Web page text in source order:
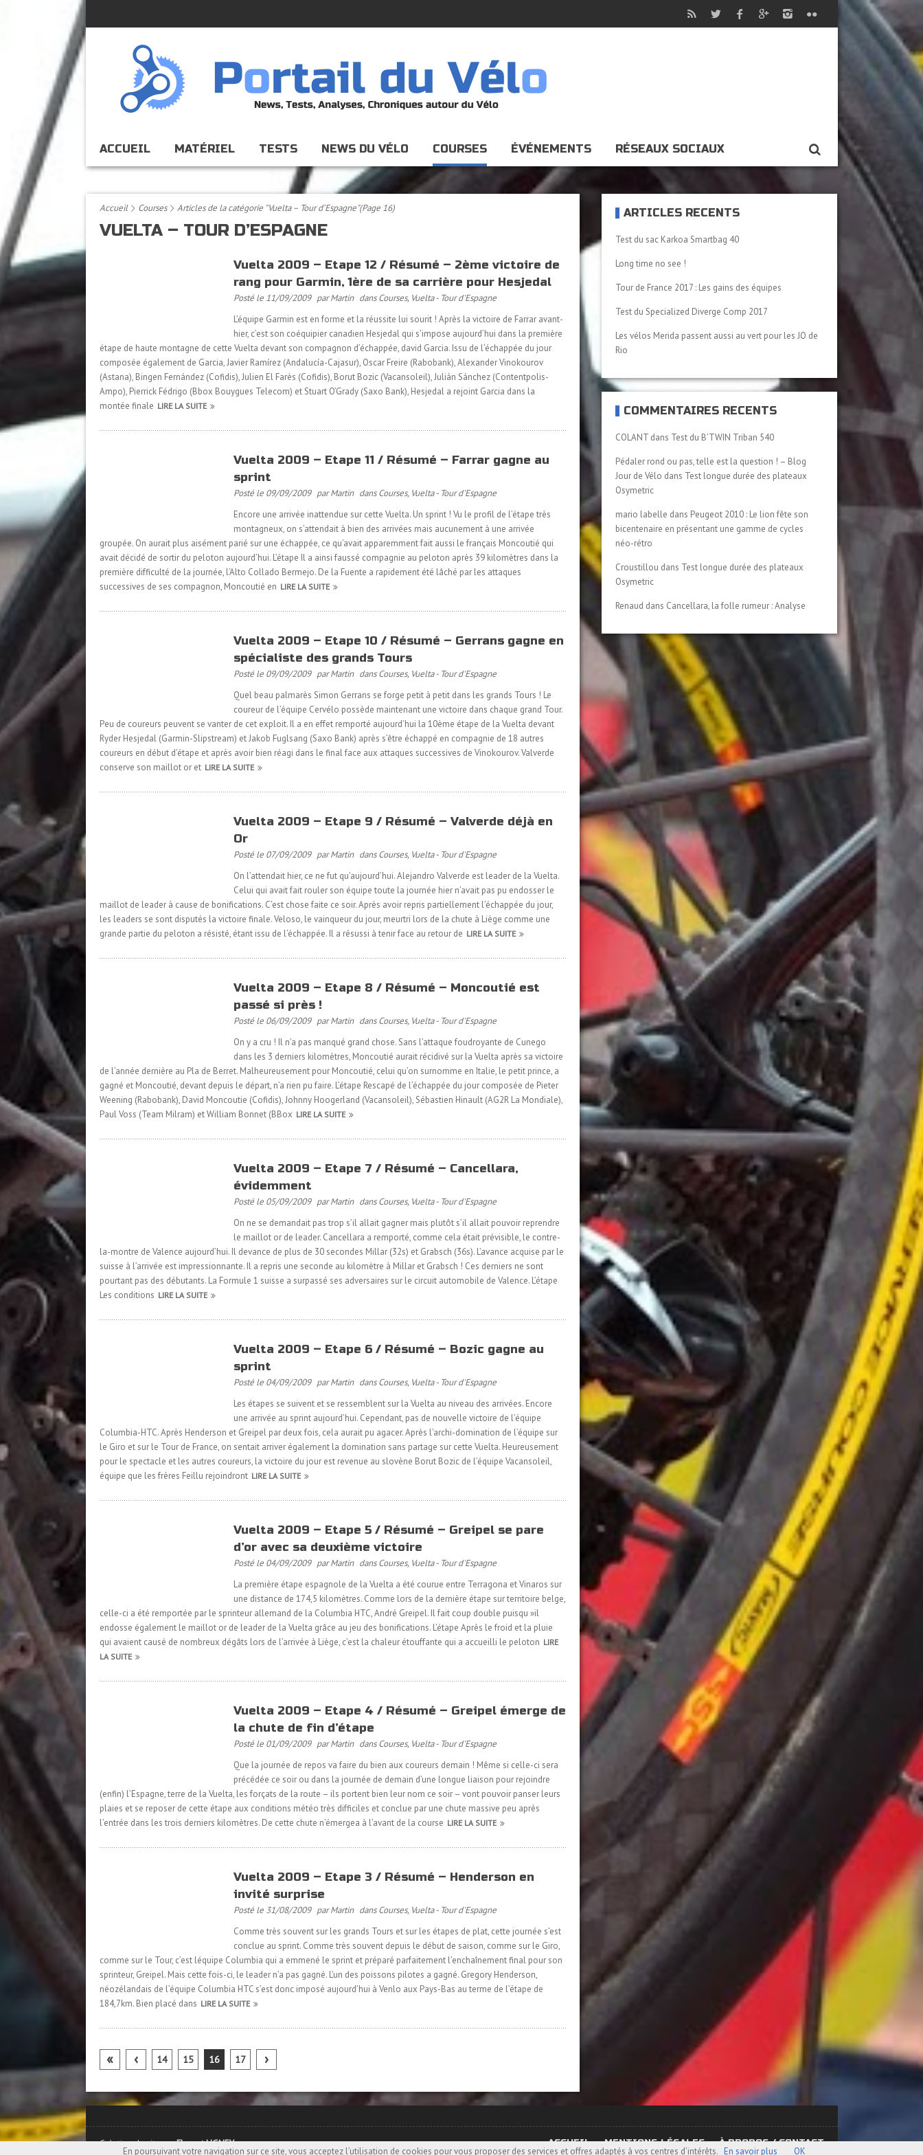
ACCUEIL MATÉRIEL TESTS NEWS DU VÉLO COURSES ÉVÉNEMENTS RÉSEAUX SOCIAUX
Accueil Courses Articles de la catégorie "Vuelta – Tour d’Espagne"(Page 16)
VUELTA – TOUR D’ESPAGNE
Vuelta 2009 – Etape 12 / Résumé – 2ème victoire de
rang pour Garmin, 1ère de sa carrière pour Hesjedal
Posté le 11/09/2009 par Martin dansCourses, Vuelta - Tour d'Espagne
L’équipe Garmin est en forme et la réussite lui sourit ! Après la victoire de Farrar avant-
hier, c’est son coéquipier canadien Hesjedal qui s’impose aujourd’hui dans la première
étape de haute montagne de cette Vuelta devant son compagnon d’échappée, david Garcia. Issu de l’échappée du jour
composée également de Garcia, Javier Ramírez (Andalucía-Cajasur), Oscar Freire (Rabobank), Alexander Vinokourov
(Astana), Bingen Fernández (Cofidis), Julien El Farès (Cofidis), Borut Bozic (Vacansoleil), Julián Sánchez (Contentpolis-
Ampo), Pierrick Fédrigo (Bbox Bouygues Telecom) et Stuart O’Grady (Saxo Bank), Hesjedal a rejoint Garcia dans la
montée finale LIRE LA SUITE
Vuelta 2009 – Etape 11 / Résumé – Farrar gagne au
sprint
Posté le 09/09/2009 par Martin dansCourses, Vuelta - Tour d'Espagne
Encore une arrivée inattendue sur cette Vuelta. Un sprint ! Vu le profil de l’étape très
montagneux, on s’attendait à bien des arrivées mais aucunement à une arrivée
groupée. On aurait plus aisément parié sur une échappée, ce qu’avait apparemment fait aussi le français Moncoutié qui
avait décidé de sortir du peloton aujourd’hui. L’étape Il a ainsi faussé compagnie au peloton après 39 kilomètres dans la
première difficulté de la journée, l’Alto Collado Bermejo. De la Fuente a rapidement été lâché par les attaques
successives de ses compagnon, Moncoutié en LIRE LA SUITE
Vuelta 2009 – Etape 10 / Résumé – Gerrans gagne en
spécialiste des grands Tours
Posté le 09/09/2009 par Martin dansCourses, Vuelta - Tour d'Espagne
Quel beau palmarès Simon Gerrans se forge petit à petit dans les grands Tours ! Le
coureur de l’équipe Cervélo possède maintenant une victoire dans chaque grand Tour.
Peu de coureurs peuvent se vanter de cet exploit. Il a en effet remporté aujourd’hui la 10ème étape de la Vuelta devant
Ryder Hesjedal (Garmin-Slipstream) et Jakob Fuglsang (Saxo Bank) après s’être échappé en compagnie de 18 autres
coureurs en début d’étape et après avoir bien réagi dans le final face aux attaques successives de Vinokourov. Valverde
conserve son maillot or et LIRE LA SUITE
Vuelta 2009 – Etape 9 / Résumé – Valverde déjà en
Or
Posté le 07/09/2009 par Martin dansCourses, Vuelta - Tour d'Espagne
On l’attendait hier, ce ne fut qu’aujourd’hui. Alejandro Valverde est leader de la Vuelta.
Celui qui avait fait rouler son équipe toute la journée hier n’avait pas pu endosser le
maillot de leader à cause de bonifications. C’est chose faite ce soir. Après avoir repris partiellement l’échappée du jour,
les leaders se sont disputés la victoire finale. Veloso, le vainqueur du jour, meurtri lors de la chute à Liège comme une
grande partie du peloton a résisté, étant issu de l’échappée. Il a résussi à tenir face au retour de LIRE LA SUITE
Vuelta 2009 – Etape 8 / Résumé – Moncoutié est
passé si près !
Posté le 06/09/2009 par Martin dansCourses, Vuelta - Tour d'Espagne
On y a cru ! Il n’a pas manqué grand chose. Sans l’attaque foudroyante de Cunego
dans les 3 derniers kilomètres, Moncoutié aurait récidivé sur la Vuelta après sa victoire
de l’année dernière au Pla de Berret. Malheureusement pour Moncoutié, celui qu’on surnomme en Italie, le petit prince, a
gagné et Moncoutié, devant depuis le départ, n’a rien pu faire. L’étape Rescapé de l’échappée du jour composée de Pieter
Weening (Rabobank), David Moncoutie (Cofidis), Johnny Hoogerland (Vacansoleil), Sébastien Hinault (AG2R La Mondiale),
Paul Voss (Team Milram) et William Bonnet (BBox LIRE LA SUITE
Vuelta 2009 – Etape 7 / Résumé – Cancellara,
évidemment
Posté le 05/09/2009 par Martin dansCourses, Vuelta - Tour d'Espagne
On ne se demandait pas trop s’il allait gagner mais plutôt s’il allait pouvoir reprendre
le maillot or de leader. Cancellara a remporté, comme cela était prévisible, le contre-
la-montre de Valence aujourd’hui. Il devance de plus de 30 secondes Millar (32s) et Grabsch (36s). L’avance acquise par le
suisse à l’arrivée est impressionnante. Il a repris une seconde au kilomètre à Millar et Grabsch ! Ces derniers ne sont
pourtant pas des débutants. La Formule 1 suisse a surpassé ses adversaires sur le circuit automobile de Valence. L’étape
Les conditions LIRE LA SUITE
Vuelta 2009 – Etape 6 / Résumé – Bozic gagne au
sprint
Posté le 04/09/2009 par Martin dansCourses, Vuelta - Tour d'Espagne
Les étapes se suivent et se ressemblent sur la Vuelta au niveau des arrivées. Encore
une arrivée au sprint aujourd’hui. Cependant, pas de nouvelle victoire de l’équipe
Columbia-HTC. Après Henderson et Greipel par deux fois, cela aurait pu agacer. Après l’archi-domination de l’équipe sur
le Giro et sur le Tour de France, on sentait arriver également la domination sans partage sur cette Vuelta. Heureusement
pour le spectacle et les autres coureurs, la victoire du jour est revenue au slovène Borut Bozic de l’équipe Vacansoleil,
équipe que les frères Feillu rejoindront LIRE LA SUITE
Vuelta 2009 – Etape 5 / Résumé – Greipel se pare
d’or avec sa deuxième victoire
Posté le 04/09/2009 par Martin dansCourses, Vuelta - Tour d'Espagne
La première étape espagnole de la Vuelta a été courue entre Terragona et Vinaros sur
une distance de 174,5 kilomètres. Comme lors de la dernière étape sur territoire belge,
celle-ci a été remportée par le sprinteur allemand de la Columbia HTC, André Greipel. Il fait coup double puisqu »il
endosse également le maillot or de leader de la Vuelta grâce au jeu des bonifications. L’étape Après le froid et la pluie
qui avaient causé de nombreux dégâts lors de l’arrivée à Liège, c’est la chaleur étouffante qui a accueilli le peloton LIRE
LA SUITE
Vuelta 2009 – Etape 4 / Résumé – Greipel émerge de
la chute de fin d’étape
Posté le 01/09/2009 par Martin dansCourses, Vuelta - Tour d'Espagne
Que la journée de repos va faire du bien aux coureurs demain ! Même si celle-ci sera
précédée ce soir ou dans la journée de demain d’une longue liaison pour rejoindre
(enfin) l’Espagne, terre de la Vuelta, les forçats de la route – ils portent bien leur nom ce soir – vont pouvoir panser leurs
plaies et se reposer de cette étape aux conditions météo très difficiles et conclue par une chute massive peu après
l’entrée dans les trois derniers kilomètres. De cette chute n’émergea à l’avant de la course LIRE LA SUITE
Vuelta 2009 – Etape 3 / Résumé – Henderson en
invité surprise
Posté le 31/08/2009 par Martin dansCourses, Vuelta - Tour d'Espagne
Comme très souvent sur les grands Tours et sur les étapes de plat, cette journée s’est
conclue au sprint. Comme très souvent depuis le début de saison, comme sur le Giro,
comme sur le Tour, c’est léquipe Columbia qui a emmené le sprint et préparé parfaitement l’enchaînement final pour son
sprinteur, Greipel. Mais cette fois-ci, le leader n’a pas gagné. L’un des poissons pilotes a gagné. Gregory Henderson,
néozélandais de l’équipe Columbia HTC s’est donc imposé aujourd’hui à Venlo aux Pays-Bas au terme de l’étape de
184,7km. Bien placé dans LIRE LA SUITE
« ‹ 14 15 16 17 ›
ARTICLES RÉCENTS
Test du sac Karkoa Smartbag 40
Long time no see !
Tour de France 2017 : Les gains des équipes
Test du Specialized Diverge Comp 2017
Les vélos Merida passent aussi au vert pour les JO de
Rio
COMMENTAIRES RÉCENTS
COLANT dans Test du B’TWIN Triban 540
Pédaler rond ou pas, telle est la question ! – Blog
Jour de Vélo dans Test longue durée des plateaux
Osymetric
mario labelle dans Peugeot 2010 : Le lion fête son
bicentenaire en présentant une gamme de cycles
néo-rétro
Croustillou dans Test longue durée des plateaux
Osymetric
Renaud dans Cancellara, la folle rumeur : Analyse
Création du site parFlorent LIGNEY ACCUEIL MENTIONS LÉGALES À PROPOS / CONTACT
En poursuivant votre navigation sur ce site, vous acceptez l’utilisation de cookies pour vous proposer des services et offres adaptés à vos centres d’intérêts. En savoir plus OK